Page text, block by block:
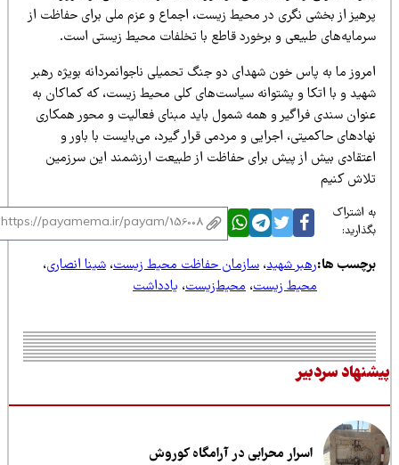
از بخشی نگری در محیط زیست، اجماع و عزم ملی برای حفاظت از
طبیعی و برخورد قاطع با تخلفات محیط زیستی است.
ما به پاس خون شهدای دو جنگ تحمیلی ناجوانمردانه بویژه رهبر
و با اتکا و پشتوانه سیاست‌های کلی محیط زیست، که کماکان به
سندی فراگیر و همه شمول باید مبنای فعالیت و محور همکاری
حاکمیتی، اجرایی و مردمی قرار گیرد، می‌بایست با باور و
بیش از پیش برای حفاظت از طبیعت ارزشمند این سرزمین
کنیم
اشتراک
ها:رهبر شهید،سازمان حفاظت محیط زیست،شینا انصاری،
محیط زیست،محیط‌زیست،یادداشت
سردبیر
اسرار محرابی در آرامگاه کوروش